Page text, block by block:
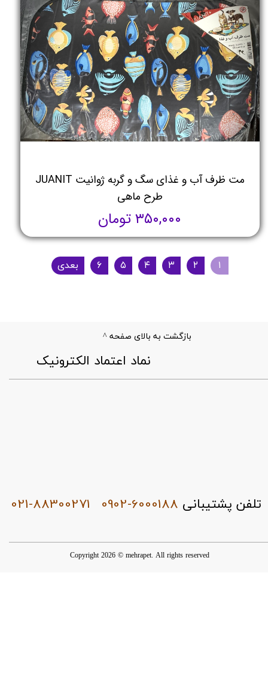
مت ظرف آب و غذای سگ و گربه ژوانیت JUANIT
طرح ماهی
۳۵۰,۰۰۰ تومان
۱ ۲ ۳ ۴ ۵ ۶ بعدی
0902-6000188
بازگشت به بالای صفحه ^
021-88300271
Copyright 2026 © mehrapet. All rights reserved
​نماد اعتماد الکترونیک